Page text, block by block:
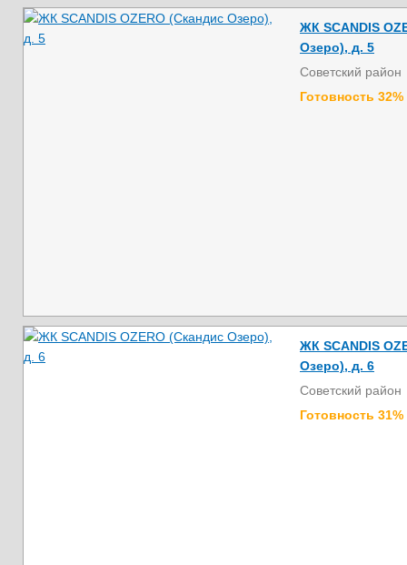
ЖК SCANDIS
Озеро), д. 5
Советский район
Готовность 32%
ЖК SCANDIS
Озеро), д. 6
Советский район
Готовность 31%